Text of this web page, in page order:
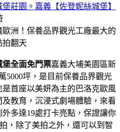
莊園。嘉義【佐登妮絲城堡】
堡全面免門票嘉義大埔美園區新
5000坪，是目前保養品界觀光
首座以美妍為主的巴洛克歐風
教育，沉浸式劇場體驗，來看
多達19處打卡亮點，保證讓你
，除了美拍之外，還可以到智